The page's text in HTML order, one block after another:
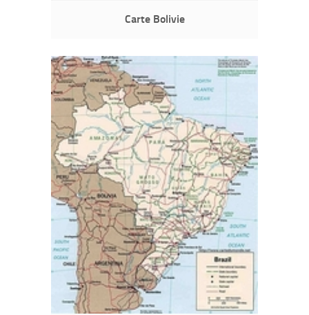
Carte Bolivie